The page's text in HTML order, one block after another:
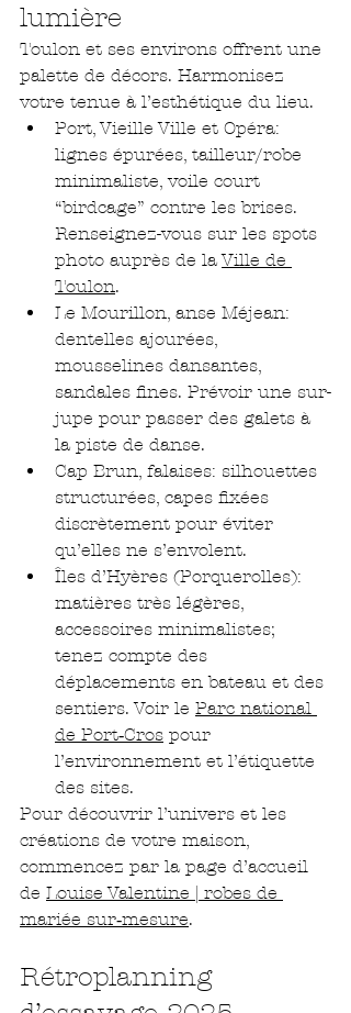
lumière
Toulon et ses environs offrent une
palette de décors. Harmonisez
votre tenue à l’esthétique du lieu.
Port, Vieille Ville et Opéra:
lignes épurées, tailleur/robe
minimaliste, voile court
“birdcage” contre les brises.
Renseignez-vous sur les spots
photo auprès de la Ville de
Toulon.
Le Mourillon, anse Méjean:
dentelles ajourées,
mousselines dansantes,
sandales fines. Prévoir une sur-
jupe pour passer des galets à
la piste de danse.
Cap Brun, falaises: silhouettes
structurées, capes fixées
discrètement pour éviter
qu’elles ne s’envolent.
Îles d’Hyères (Porquerolles):
matières très légères,
accessoires minimalistes;
tenez compte des
déplacements en bateau et des
sentiers. Voir le Parc national
de Port‑Cros pour
l’environnement et l’étiquette
des sites.
Pour découvrir l’univers et les
créations de votre maison,
commencez par la page d’accueil
de Louise Valentine | robes de
mariée sur‑mesure.
Rétroplanning